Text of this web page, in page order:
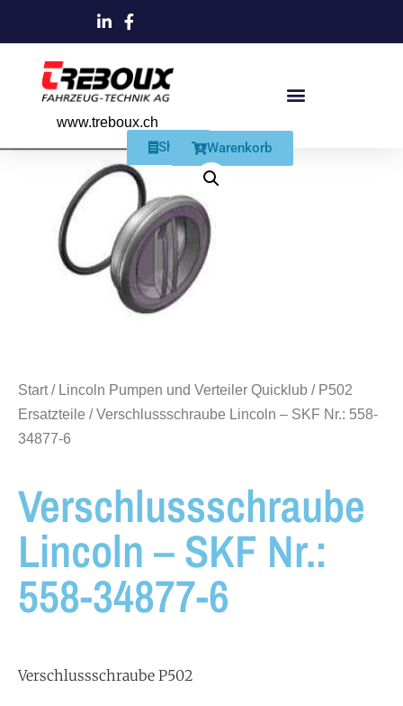
www.treboux.ch
Shop Warenkorb
Start/ Lincoln Pumpen und Verteiler Quicklub / P502
Ersatzteile / Verschlussschraube Lincoln – SKF Nr.: 558-
34877-6
Verschlussschraube
Lincoln – SKF Nr.:
558-34877-6
Verschlussschraube P502